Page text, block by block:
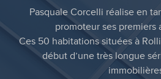
Pasquale Corcelli réalise en
promoteur ses premiers
Ces 50 habitations situées à
début d’une très longue